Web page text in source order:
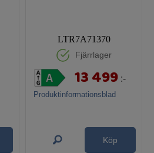
LTR7A71370
Fjärrlager
Produktinformationsblad
13 499 :-
Köp